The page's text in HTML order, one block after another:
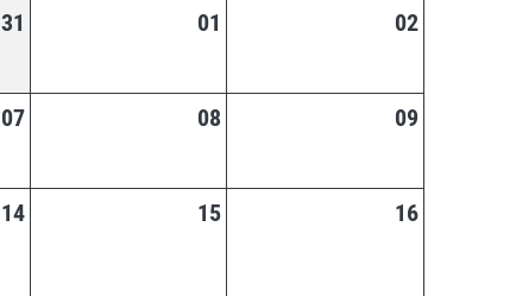
31 01 02
07 08 09
14 15 16